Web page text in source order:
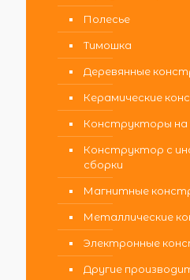
Полесье
Тимошка
Деревянные
Керамические
Конструкторы на
Конструктор с
сборки
Магнитные
Металлические
Электронные
Другие